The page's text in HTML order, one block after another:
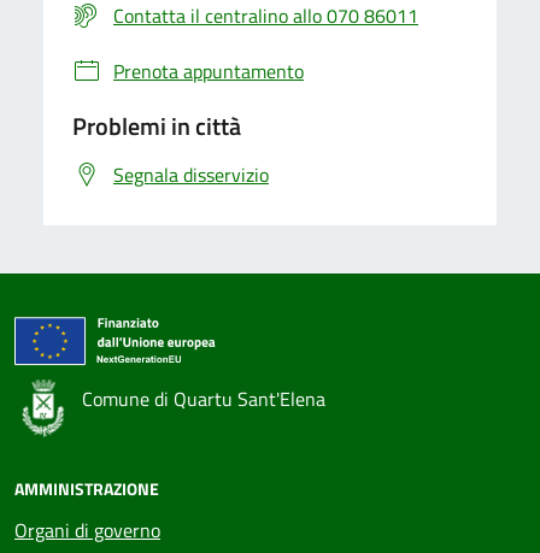
Contatta il centralino allo 070 86011
Prenota appuntamento
Problemi in città
Segnala disservizio
Comune di Quartu Sant'Elena
AMMINISTRAZIONE
Organi di governo